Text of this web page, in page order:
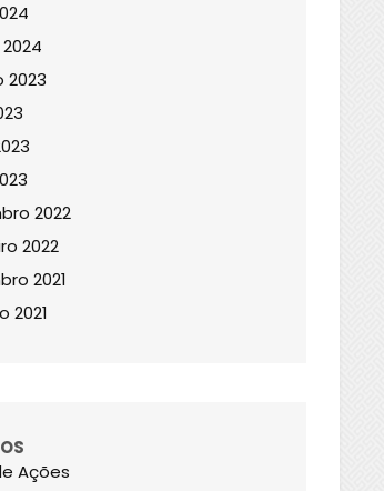
2022
2022
2021
2021
Ações